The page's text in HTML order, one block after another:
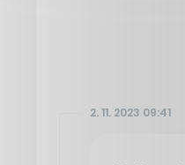
2. 11. 2023 09:41